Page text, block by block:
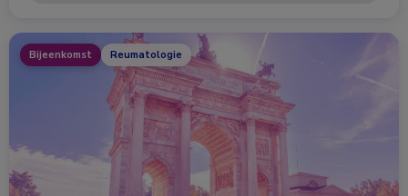
Bijeenkomst Reumatologie